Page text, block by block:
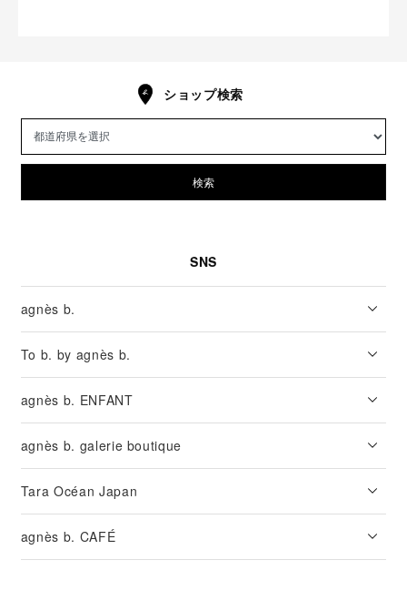
ショップ検索
検索
SNS
agnès b.
To b. by agnès b.
agnès b. ENFANT
agnès b. galerie boutique
Tara Océan Japan
agnès b. CAFÉ